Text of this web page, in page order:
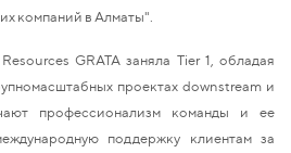
компаний в Алматы".
GRATA заняла Tier 1, обладая
проектах downstream и
профессионализм команды и ее
поддержку клиентам за